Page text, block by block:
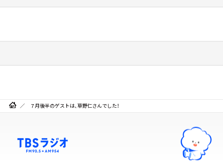
７月後半のゲストは、草野仁さんでした！